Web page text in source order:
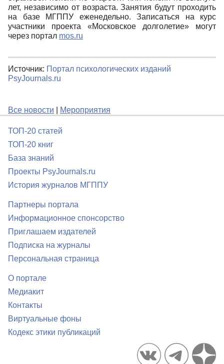
лет, независимо от возраста. Занятия будут проходить
на базе МГППУ еженедельно. Записаться на курс
участники проекта «Московское долголетие» могут
через портал mos.ru
Источник: Портал психологических изданий
PsyJournals.ru
Все новости Мероприятия
ТОП-20 статей
ТОП-20 книг
База знаний
Проекты PsyJournals.ru
История журналов МГППУ
Партнеры портала
Информационное спонсорство
Приглашаем издателей
Подписка на журналы
Персональная страница
О портале
Медиакит
Контакты
Виртуальные фоны
Кодекс этики публикаций